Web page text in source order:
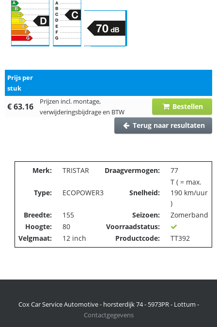
Prijs per
stuk
€ 63.16
Prijzen incl. montage,
verwijderingsbijdrage en BTW
Bestellen
Terug naar resultaten
Merk: TRISTAR Draagvermogen: 77
Type: ECOPOWER3 Snelheid:
T ( = max.
190 km/uur
)
Breedte:
155 Seizoen:
Zomerband
Hoogte:
80
Voorraadstatus:
Velgmaat:
12 inch Productcode: TT392
Cox Car Service Automotive - horsterdijk 74 - 5973PR - Lottum -
Contactgegevens